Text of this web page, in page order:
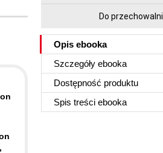
Do przechowalni
Opis ebooka
Szczegóły ebooka
Dostępność produktu
Spis treści ebooka